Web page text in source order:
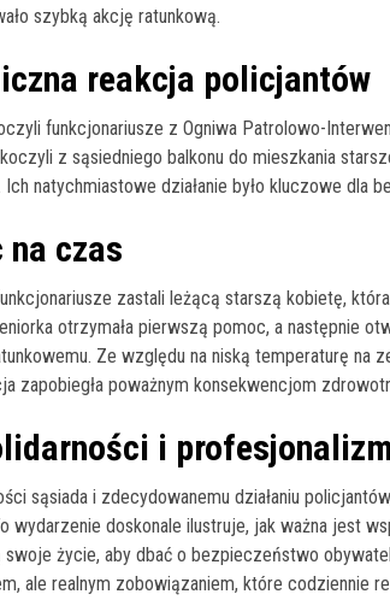
szybką akcję ratunkową.
reakcja policjantów
funkcjonariusze z Ogniwa Patrolowo-
z sąsiedniego balkonu do mieszkania
Ich natychmiastowe działanie było kluczowe dla
na czas
zastali leżącą starszą kobietę,
otrzymała pierwszą pomoc, a następnie
Ze względu na niską temperaturę na
zapobiegła poważnym konsekwencjom
i
sąsiada i zdecydowanemu działaniu
wydarzenie doskonale ilustruje, jak ważna jest
swoje życie, aby dbać o bezpieczeństwo
ale realnym zobowiązaniem, które codziennie